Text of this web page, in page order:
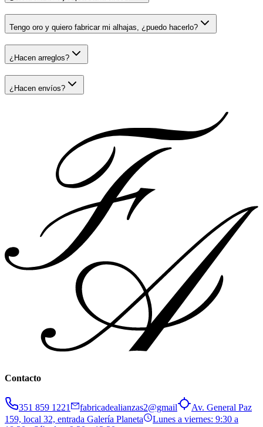
Tengo oro y quiero fabricar mi alhajas, ¿puedo hacerlo?
¿Hacen arreglos?
¿Hacen envíos?
Contacto
351 859 1221 fabricadealianzas2@gmail
Av. General Paz
159, local 32, entrada Galería Planeta
Lunes a viernes: 9:30 a